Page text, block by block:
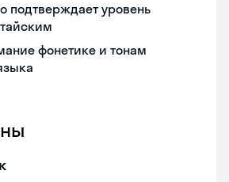
подтверждает уровень
фонетике и тонам